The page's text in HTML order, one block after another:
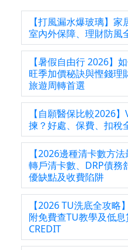
【打風漏水爆玻璃】
室內外保障、理財防風
【暑假自由行 2026】
旺季加價秘訣與慳錢理
旅遊周轉首選
【自願醫保比較2026
揀？好處、保費、扣稅
【2026邊種清卡數方
轉戶清卡數、DRP債務
優缺點及收費陷阱
【2026 TU洗底全攻略
附免費查TU教學及低
CREDIT